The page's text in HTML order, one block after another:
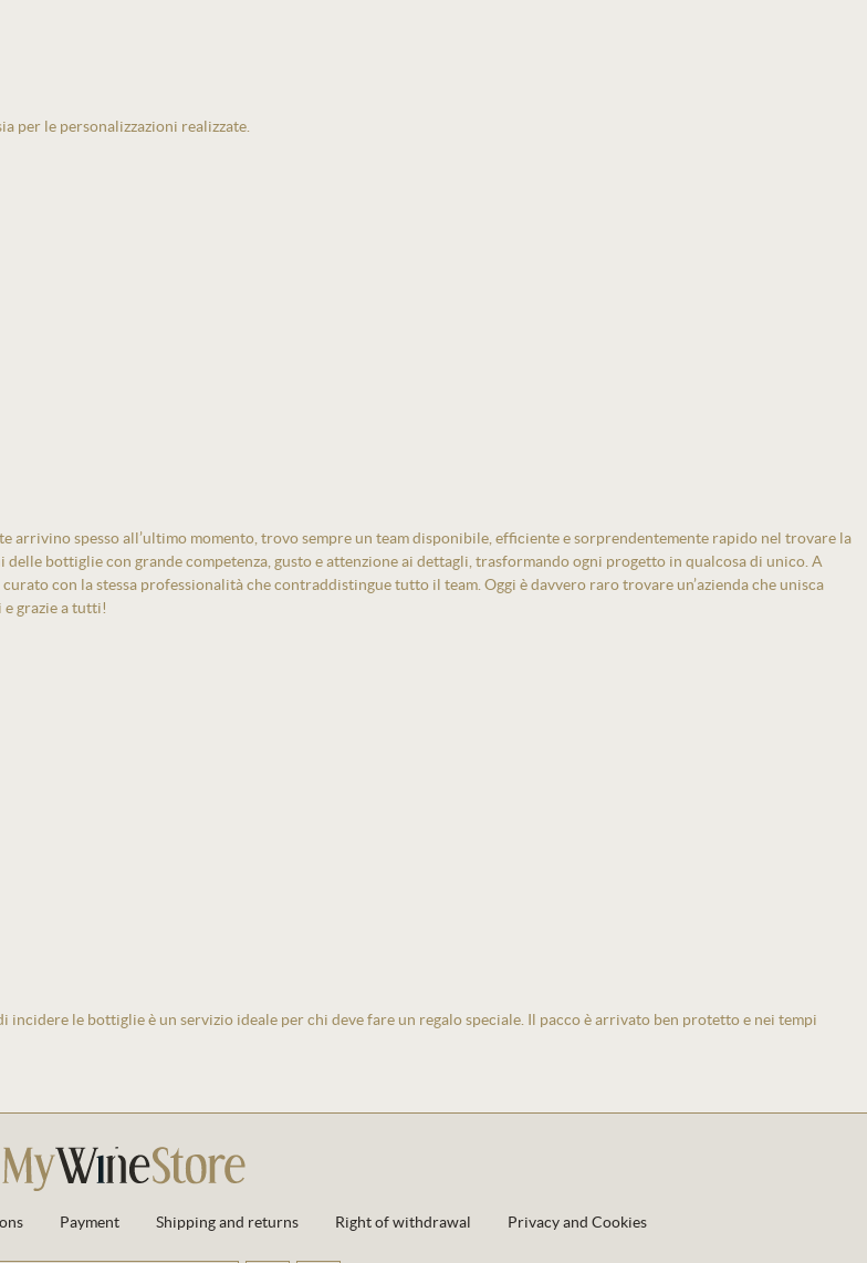
per le personalizzazioni realizzate.
spesso all’ultimo momento, trovo sempre un team disponibile, efficiente e sorprendentemente rapido nel trovare la
bottiglie con grande competenza, gusto e attenzione ai dettagli, trasformando ogni progetto in qualcosa di unico. A
con la stessa professionalità che contraddistingue tutto il team. Oggi è davvero raro trovare un’azienda che unisca
grazie a tutti!
le bottiglie è un servizio ideale per chi deve fare un regalo speciale. Il pacco è arrivato ben protetto e nei tempi
Payment Shipping and returns Right of withdrawal Privacy and Cookies